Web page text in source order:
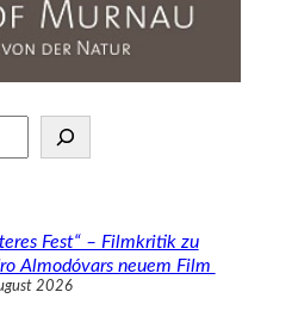
Fest“ – Filmkritik zu
Almodóvars neuem Film
2026